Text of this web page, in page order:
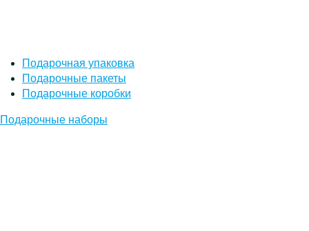
Подарочная упаковка
Подарочные пакеты
Подарочные коробки
Подарочные наборы